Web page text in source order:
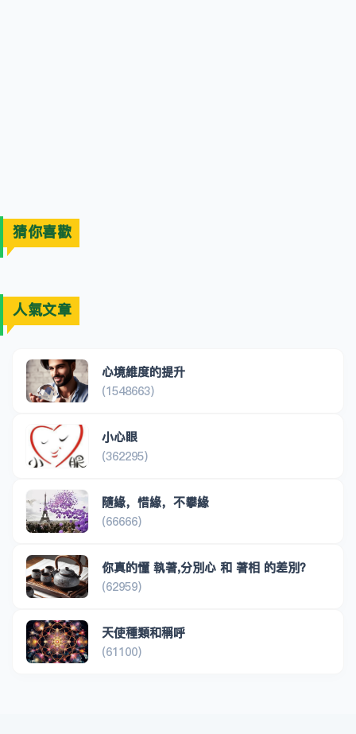
猜你喜歡
人氣文章
心境維度的提升
(1548663)
小心眼
(362295)
隨緣，惜緣，不攀緣
(66666)
你真的懂 執著,分別心 和 著相 的差別？
(62959)
天使種類和稱呼
(61100)